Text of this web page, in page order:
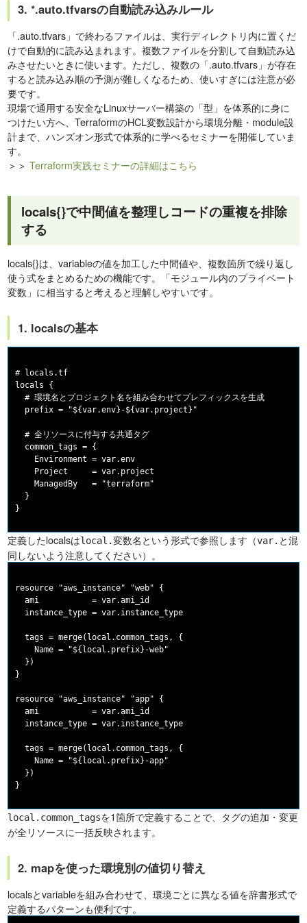
3. *.auto.tfvarsの自動読み込みルール
「.auto.tfvars」で終わるファイルは、実行ディレクトリ内に置くだ
けで自動的に読み込まれます。複数ファイルを分割して自動読み込
みさせたいときに使います。ただし、複数の「.auto.tfvars」が存在
すると読み込み順の予測が難しくなるため、使いすぎには注意が必
要です。
現場で通用する安全なLinuxサーバー構築の「型」を体系的に身に
つけたい方へ、TerraformのHCL変数設計から環境分離・module設
計まで、ハンズオン形式で体系的に学べるセミナーを開催していま
す。
＞＞Terraform実践セミナーの詳細はこちら
locals{}で中間値を整理しコードの重複を排除
する
locals{}は、variableの値を加工した中間値や、複数箇所で繰り返し
使う式をまとめるための機能です。「モジュール内のプライベート
変数」に相当すると考えると理解しやすいです。
1. localsの基本
# locals.tf
locals {
  # 環境名とプロジェクト名を組み合わせてプレフィックスを生成
  prefix = "${var.env}-${var.project}"
  # 全リソースに付与する共通タグ
  common_tags = {
    Environment = var.env
    Project     = var.project
    ManagedBy   = "terraform"
  }
定義したlocalsはlocal.変数名 という形式で参照します（var. と混
同しないよう注意してください）。
resource "aws_instance" "web" {
  ami           = var.ami_id
  instance_type = var.instance_type
  tags = merge(local.common_tags, {
    Name = "${local.prefix}-web"
  })
}
resource "aws_instance" "app" {
  ami           = var.ami_id
  instance_type = var.instance_type
  tags = merge(local.common_tags, {
    Name = "${local.prefix}-app"
  })
local.common_tagsを1箇所で定義することで、タグの追加・変更
が全リソースに一括反映されます。
2. mapを使った環境別の値切り替え
localsとvariableを組み合わせて、環境ごとに異なる値を辞書形式で
定義するパターンも便利です。